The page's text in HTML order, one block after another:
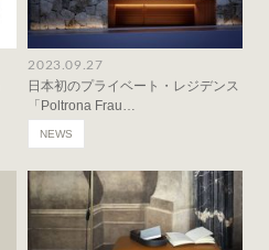
2023.09.27
日本初のプライベート・レジデンス
「Poltrona Frau…
NEWS